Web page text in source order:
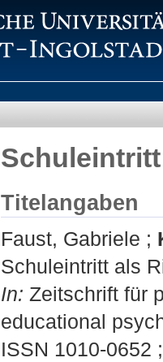
Titelangaben
Faust, Gabriele ;
Schuleintritt als
In: Zeitschrift für
educational
ISSN 1010-0652